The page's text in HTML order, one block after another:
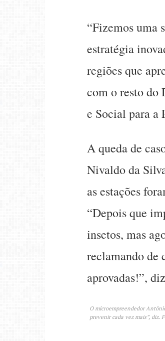
“Fizemos uma
estratégia
regiões que
com o resto do
e Social para a
A queda de
Nivaldo da
as estações
“Depois que
insetos, mas
reclamando de
aprovadas!”,
O microempreendedor
prevenir cada vez mais”, diz.